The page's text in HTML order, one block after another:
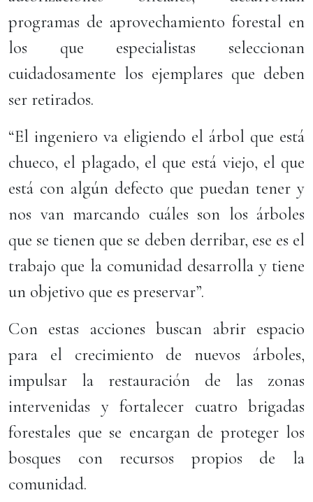
programas de aprovechamiento forestal en
los que especialistas seleccionan
cuidadosamente los ejemplares que deben
ser retirados.
“El ingeniero va eligiendo el árbol que está
chueco, el plagado, el que está viejo, el que
está con algún defecto que puedan tener y
nos van marcando cuáles son los árboles
que se tienen que se deben derribar, ese es el
trabajo que la comunidad desarrolla y tiene
un objetivo que es preservar”.
Con estas acciones buscan abrir espacio
para el crecimiento de nuevos árboles,
impulsar la restauración de las zonas
intervenidas y fortalecer cuatro brigadas
forestales que se encargan de proteger los
bosques con recursos propios de la
comunidad.